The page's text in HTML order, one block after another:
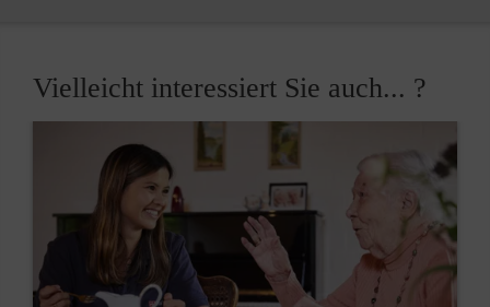
Vielleicht interessiert Sie auch... ?